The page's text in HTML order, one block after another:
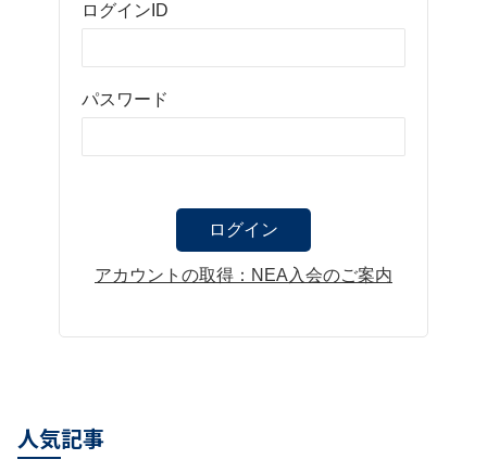
ログインID
パスワード
アカウントの取得：NEA入会のご案内
人気記事